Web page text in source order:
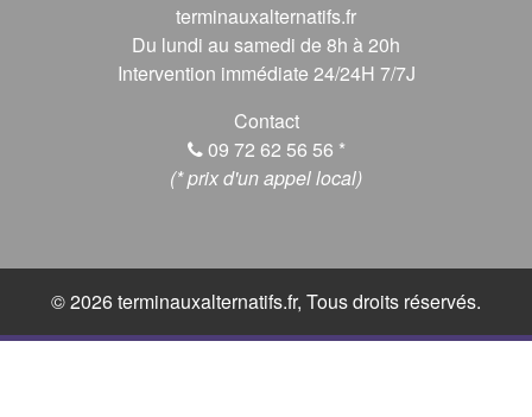
terminauxalternatifs.fr
Du lundi au samedi de 8h à 20h
Intervention immédiate 24/24H 7/7J
Contact
09 72 62 56 56 *
(* prix d'un appel local)
© 2026 terminauxalternatifs.fr, Tous droits réservés.